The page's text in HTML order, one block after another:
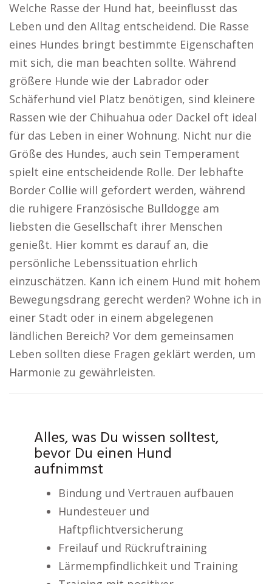
Welche Rasse der Hund hat, beeinflusst das
Leben und den Alltag entscheidend. Die Rasse
eines Hundes bringt bestimmte Eigenschaften
mit sich, die man beachten sollte. Während
größere Hunde wie der Labrador oder
Schäferhund viel Platz benötigen, sind kleinere
Rassen wie der Chihuahua oder Dackel oft ideal
für das Leben in einer Wohnung. Nicht nur die
Größe des Hundes, auch sein Temperament
spielt eine entscheidende Rolle. Der lebhafte
Border Collie will gefordert werden, während
die ruhigere Französische Bulldogge am
liebsten die Gesellschaft ihrer Menschen
genießt. Hier kommt es darauf an, die
persönliche Lebenssituation ehrlich
einzuschätzen. Kann ich einem Hund mit hohem
Bewegungsdrang gerecht werden? Wohne ich in
einer Stadt oder in einem abgelegenen
ländlichen Bereich? Vor dem gemeinsamen
Leben sollten diese Fragen geklärt werden, um
Harmonie zu gewährleisten.
Alles, was Du wissen solltest,
bevor Du einen Hund
aufnimmst
Bindung und Vertrauen aufbauen
Hundesteuer und
Haftpflichtversicherung
Freilauf und Rückruftraining
Lärmempfindlichkeit und Training